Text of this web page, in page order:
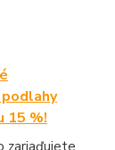
15 %!
zariaďujete